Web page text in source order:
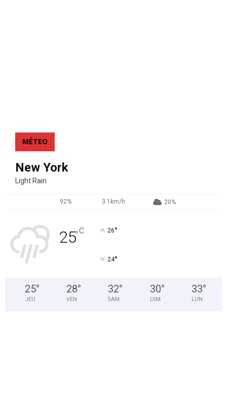
MÉTEO
New York
Light Rain
92% 3.1km/h 20%
25°C 26°
24°
25°
JEU
28°
VEN
32°
SAM
30°
DIM
33°
LUN